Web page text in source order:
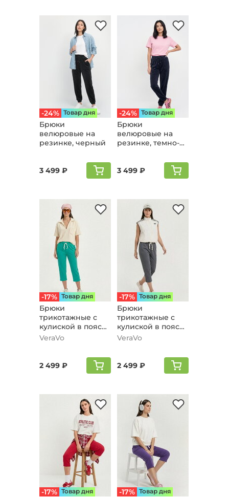
-24% Товар дня
Брюки
велюpовые на
резинке, черный
3 499 ₽
-24% Товар дня
Брюки
велюpовые на
резинке, темно-
3 499 ₽
-17% Товар дня
Брюки
трикотажные с
кулиской в поясе,
бирюзовый
VeraVo
2 499 ₽
-17% Товар дня
Брюки
трикотажные с
кулиской в поясе,
серый
VeraVo
2 499 ₽
-17% Товар дня -17% Товар дня